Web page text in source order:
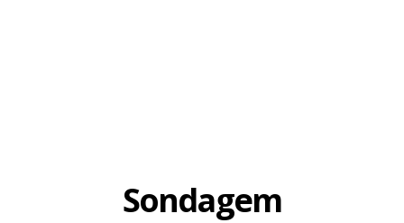
Sondagem